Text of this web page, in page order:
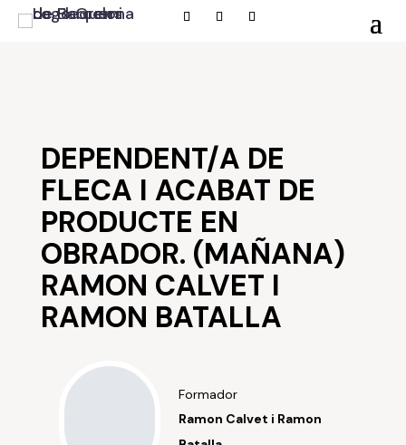
DEPENDENT/A DE
FLECA I ACABAT DE
PRODUCTE EN
OBRADOR. (MAÑANA)
RAMON CALVET I
RAMON BATALLA
Formador
Ramon Calvet i Ramon